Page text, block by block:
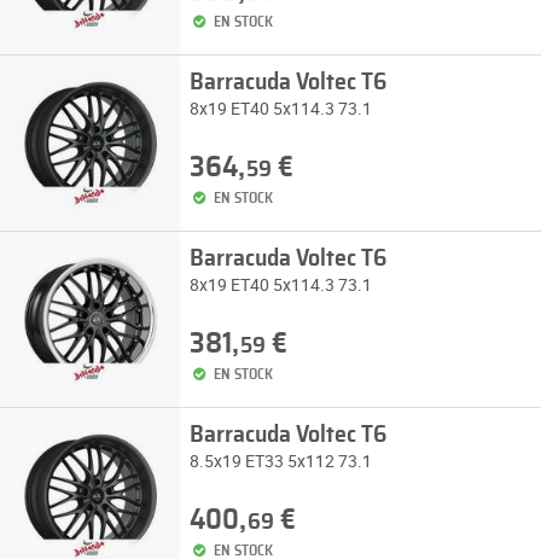
EN STOCK
Barracuda Voltec T6
8x19 ET40 5x114.3 73.1
364,59 €
EN STOCK
Barracuda Voltec T6
8x19 ET40 5x114.3 73.1
381,59 €
EN STOCK
Barracuda Voltec T6
8.5x19 ET33 5x112 73.1
400,69 €
EN STOCK